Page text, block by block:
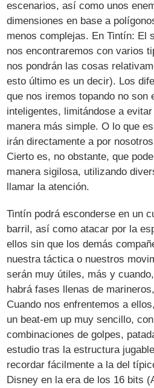
escenarios, así como unos
dimensiones en base a
menos complejas. En Tintín: El
nos encontraremos con varios
nos pondrán las cosas
esto último es un decir). Los
que nos iremos topando no son
inteligentes, limitándose a
manera más simple. O lo que
irán directamente a por
Cierto es, no obstante, que
manera sigilosa, utilizando
llamar la atención.
Tintín podrá esconderse en un
barril, así como atacar por la
ellos sin que los demás
nuestra táctica o nuestros
serán muy útiles, más y
habrá fases llenas de
Cuando nos enfrentemos a
un beat-em up muy sencillo,
combinaciones de golpes,
estudio tras la estructura
recordar fácilmente a la del
Disney en la era de los 16 bits